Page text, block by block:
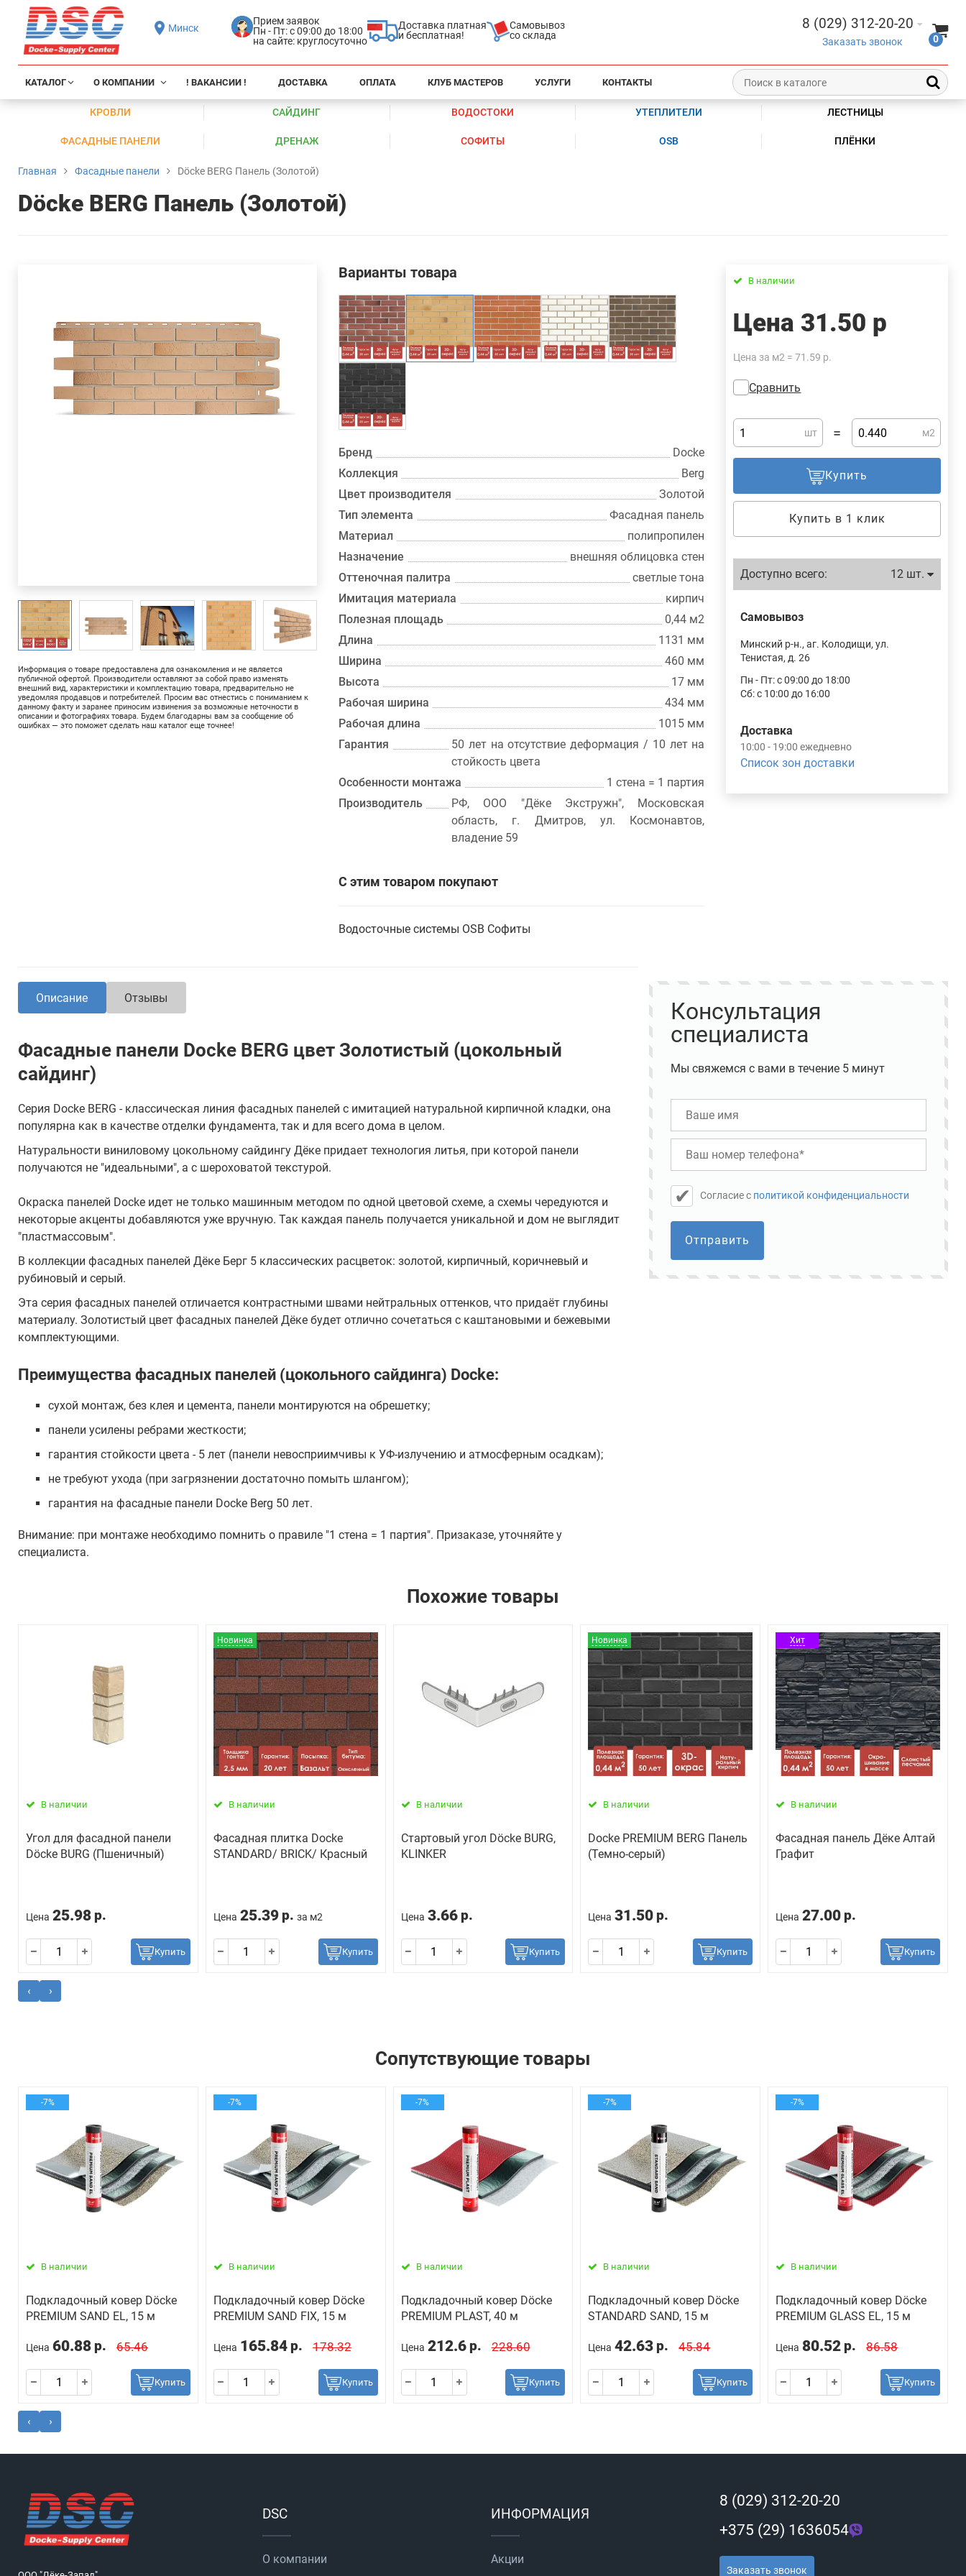
Минск
Прием заявок
Пн - Пт: с 09:00 до 18:00
на сайте: круглосуточно
Доставка платная
и бесплатная!
Самовывоз
со склада
8 (029) 312-20-20
Заказать звонок 0
КАТАЛОГ О КОМПАНИИ ! ВАКАНСИИ ! ДОСТАВКА ОПЛАТА КЛУБ МАСТЕРОВ УСЛУГИ КОНТАКТЫ
КРОВЛИ САЙДИНГ ВОДОСТОКИ УТЕПЛИТЕЛИ ЛЕСТНИЦЫ
ФАСАДНЫЕ ПАНЕЛИ ДРЕНАЖ СОФИТЫ OSB ПЛЁНКИ
Главная Фасадные панели Döcke BERG Панель (Золотой)
Döcke BERG Панель (Золотой)
Информация о товаре предоставлена для ознакомления и не является
публичной офертой. Производители оставляют за собой право изменять
внешний вид, характеристики и комплектацию товара, предварительно не
уведомляя продавцов и потребителей. Просим вас отнестись с пониманием к
данному факту и заранее приносим извинения за возможные неточности в
описании и фотографиях товара. Будем благодарны вам за сообщение об
ошибках — это поможет сделать наш каталог еще точнее!
Варианты товара
Бренд
Docke
Коллекция
Berg
Цвет производителя
Золотой
Тип элемента
Фасадная панель
Материал
полипропилен
Назначение
внешняя облицовка стен
Оттеночная палитра
светлые тона
Имитация материала
кирпич
Полезная площадь
0,44 м2
Длина
1131 мм
Ширина
460 мм
Высота
17 мм
Рабочая ширина
434 мм
Рабочая длина
1015 мм
Гарантия
50 лет на отсутствие деформация / 10 лет на
стойкость цвета
Особенности монтажа
1 стена = 1 партия
Производитель
РФ, ООО "Дёке Экстружн", Московская
область, г. Дмитров, ул. Космонавтов,
владение 59
С этим товаром покупают
Водосточные системы OSB Софиты
В наличии
Цена31.50 р
Цена за м2 = 71.59 р.
Сравнить
шт = м2
Купить
Купить в 1 клик
Доступно всего: 12 шт.
Самовывоз
Минский р-н., аг. Колодищи, ул.
Тенистая, д. 26
Пн - Пт: с 09:00 до 18:00
Сб: с 10:00 до 16:00
Доставка
10:00 - 19:00 ежедневно
Список зон доставки
Описание Отзывы
Фасадные панели Docke BERG цвет Золотистый (цокольный
сайдинг)
Серия Docke BERG - классическая линия фасадных панелей с имитацией натуральной кирпичной кладки, она
популярна как в качестве отделки фундамента, так и для всего дома в целом.
Натуральности виниловому цокольному сайдингу Дёке придает технология литья, при которой панели
получаются не "идеальными", а с шероховатой текстурой.
Окраска панелей Docke идет не только машинным методом по одной цветовой схеме, а схемы чередуются и
некоторые акценты добавляются уже вручную. Так каждая панель получается уникальной и дом не выглядит
"пластмассовым".
В коллекции фасадных панелей Дёке Берг 5 классических расцветок: золотой, кирпичный, коричневый и
рубиновый и серый.
Эта серия фасадных панелей отличается контрастными швами нейтральных оттенков, что придаёт глубины
материалу. Золотистый цвет фасадных панелей Дёке будет отлично сочетаться с каштановыми и бежевыми
комплектующими.
Преимущества фасадных панелей (цокольного сайдинга) Docke:
сухой монтаж, без клея и цемента, панели монтируются на обрешетку;
панели усилены ребрами жесткости;
гарантия стойкости цвета - 5 лет (панели невосприимчивы к УФ-излучению и атмосферным осадкам);
не требуют ухода (при загрязнении достаточно помыть шлангом);
гарантия на фасадные панели Docke Berg 50 лет.
Внимание: при монтаже необходимо помнить о правиле "1 стена = 1 партия". Призаказе, уточняйте у
специалиста.
Консультация
специалиста
Мы свяжемся с вами в течение 5 минут
Cогласие с политикой конфиденциальности
Отправить
Похожие товары
В наличии
Угол для фасадной панели
Döcke BURG (Пшеничный)
Цена 25.98 р.
Купить
Новинка
В наличии
Фасадная плитка Docke
STANDARD/ BRICK/ Красный
Цена 25.39 р. за м2
Купить
В наличии
Стартовый угол Döcke BURG,
KLINKER
Цена 3.66 р.
Купить
Новинка
В наличии
Docke PREMIUM BERG Панель
(Темно-серый)
Цена 31.50 р.
Купить
Хит
В наличии
Фасадная панель Дёке Алтай
Графит
Цена 27.00 р.
Купить
‹ ›
Сопутствующие товары
-7%
В наличии
Подкладочный ковер Dӧcke
PREMIUM SAND EL, 15 м
Цена 60.88 р. 65.46
Купить
-7%
В наличии
Подкладочный ковер Dӧcke
PREMIUM SAND FIX, 15 м
Цена 165.84 р. 178.32
Купить
-7%
В наличии
Подкладочный ковер Dӧcke
PREMIUM PLAST, 40 м
Цена 212.6 р. 228.60
Купить
-7%
В наличии
Подкладочный ковер Dӧcke
STANDARD SAND, 15 м
Цена 42.63 р. 45.84
Купить
-7%
В наличии
Подкладочный ковер Dӧcke
PREMIUM GLASS EL, 15 м
Цена 80.52 р. 86.58
Купить
‹ ›
DSC
О компании
ИНФОРМАЦИЯ
Акции
8 (029) 312-20-20
+375 (29) 1636054
Заказать звонок